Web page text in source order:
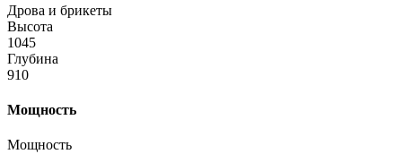
Дрова и брикеты
Высота
1045
Глубина
910
Мощность
Мощность